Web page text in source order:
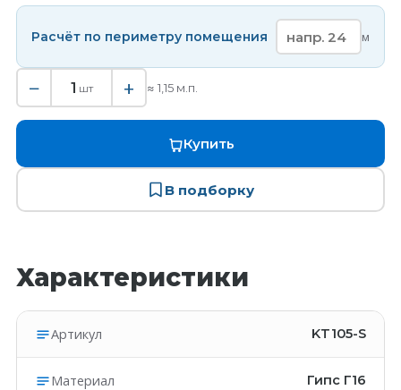
Расчёт по периметру помещения м
− 1 шт + ≈ 1,15 м.п.
Купить
В подборку
Характеристики
Артикул KT105-S
Материал Гипс Г16